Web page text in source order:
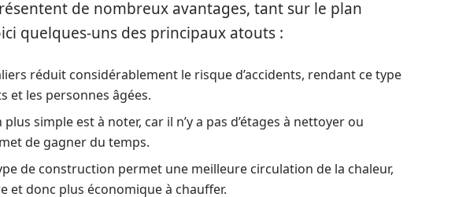
de nombreux avantages, tant sur le plan
quelques-uns des principaux atouts :
réduit considérablement le risque d’accidents, rendant ce type
et les personnes âgées.
simple est à noter, car il n’y a pas d’étages à nettoyer ou
de gagner du temps.
de construction permet une meilleure circulation de la chaleur,
et donc plus économique à chauffer.